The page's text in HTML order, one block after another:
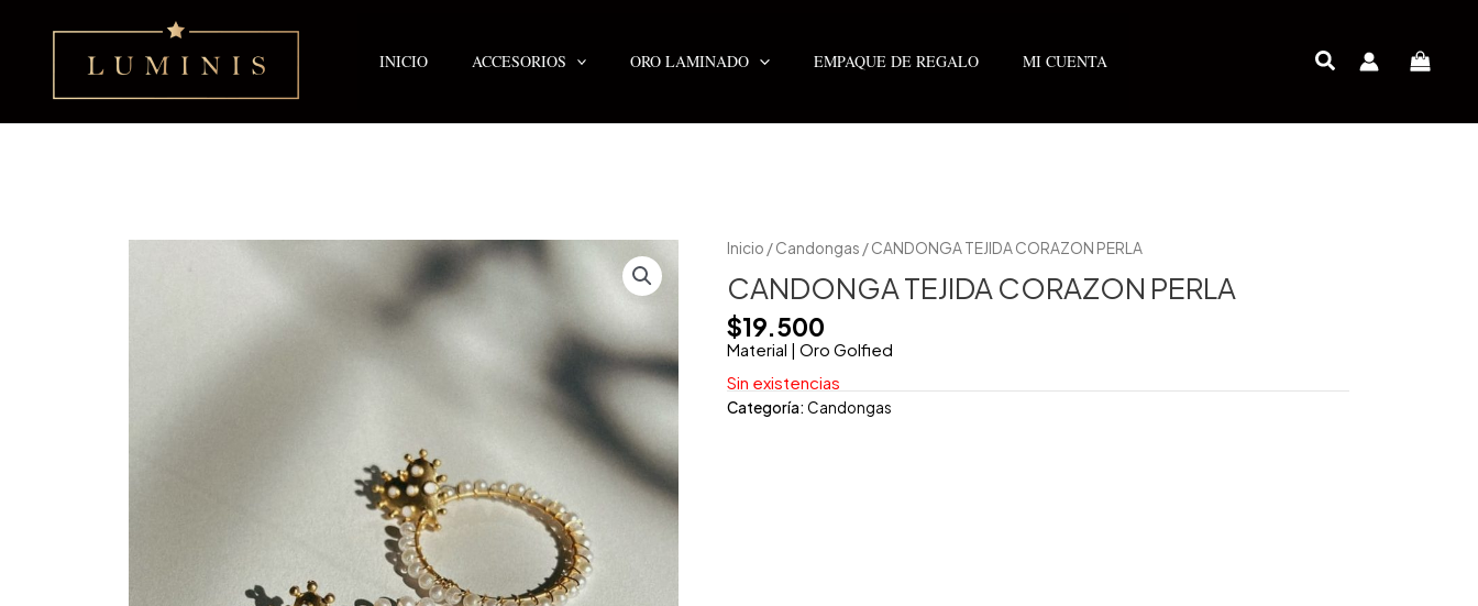
contenido
INICIO
ACCESORIOS ORO LAMINADO EMPAQUE DE REGALO MI CUENTA
Inicio /Candongas / CANDONGA TEJIDA CORAZON PERLA
CANDONGA TEJIDA CORAZON PERLA
$19.500
Material | Oro Golfied
Sin existencias
Categoría: Candongas